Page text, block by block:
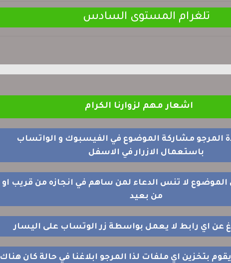
تلغرام المستوى السادس
اشعار مهم لزوارنا الكرام
المرجو مشاركة الموضوع في الفيسبوك و الواتساب
باستعمال الازرار في الاسفل
لا تنس الدعاء لمن ساهم في انجازه من قريب او
من بعيد
عن اي رابط لا يعمل بواسطة زر الوتساب على اليسار
يقوم بتخزين اي ملفات لذا المرجو ابلاغنا في حالة كان هناك